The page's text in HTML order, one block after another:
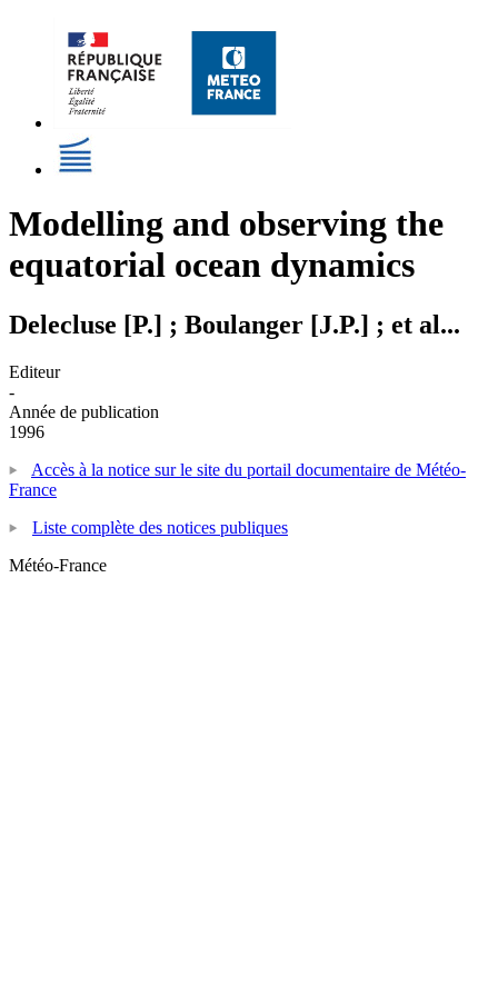
Modelling and observing the
equatorial ocean dynamics
Delecluse [P.] ; Boulanger [J.P.] ; et al...
Editeur
-
Année de publication
1996
Accès à la notice sur le site du portail documentaire de Météo-
France
Liste complète des notices publiques
Météo-France